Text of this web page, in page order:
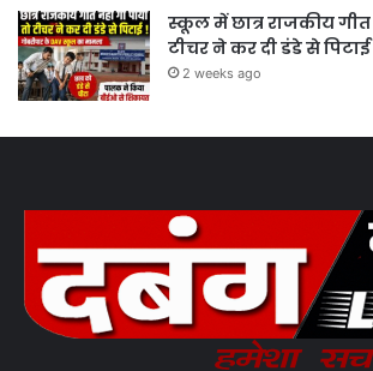
स्कूल में छात्र राजकीय गीत
टीचर ने कर दी डंडे से पिटाई
2 weeks ago